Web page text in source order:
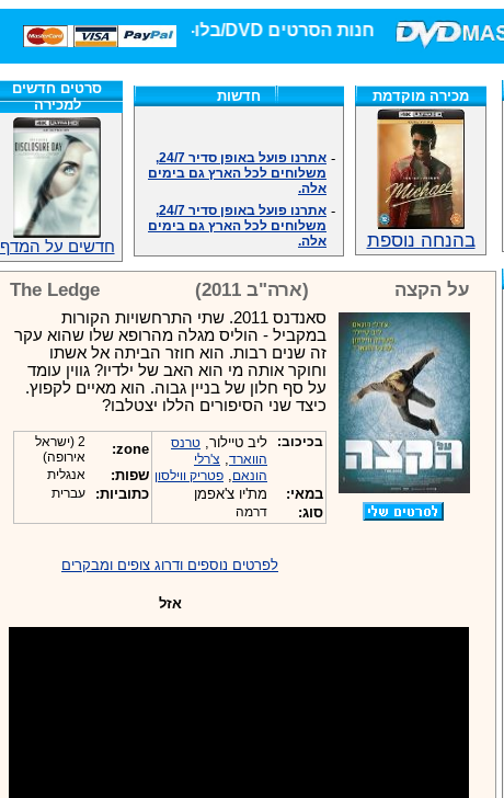
חנות הסרטים DVD/בלו-ריי/3D הגדולה ביותר!
מכירה מוקדמת
בהנחה נוספת
חדשות
משלוחים לכל הארץ גם בימים
אלה.
משלוחים לכל הארץ גם בימים
אלה.
אנחנו כאן לכול שאלה וזמינים
במענה הטלפוני שלנו.ובמייל
.האתר לרשותכם פעיל 24/7
מענה טלפוני: 09-7652392
צוות דיוידי מאסטר ישיר.
זמינים במייל ובטלפון. האתר
לרשותכם פעיל 24/7
צוות דיוידי מאסטר ישיר.
אנחנו כאן לכול שאלה וזמינים
.האתר לרשותכם 24/7
מענה טלפוני: 09-7652392
צוות דיוידי מאסטר ישיר.
סרטים חדשים
למכירה
חדשים על המדף
על הקצה (ארה"ב 2011) The Ledge
סאנדנס 2011. שתי התרחשויות הקורות
במקביל - הוליס מגלה מהרופא שלו שהוא עקר
זה שנים רבות. הוא חוזר הביתה אל אשתו
וחוקר אותה מי הוא האב של ילדיו? גווין עומד
על סף חלון של בניין גבוה. הוא מאיים לקפוץ.
כיצד שני הסיפורים הללו יצטלבו?
בכיכוב: ליב טיילור, טרנס
הווארד, צ'רלי
הונאם, פטריק ווילסון
במאי:
מת'יו צ'אפמן
סוג:
דרמה
zone:
2 (ישראל
אירופה)
שפות: אנגלית
כתוביות: עברית
לפרטים נוספים ודרוג צופים ומבקרים
אזל